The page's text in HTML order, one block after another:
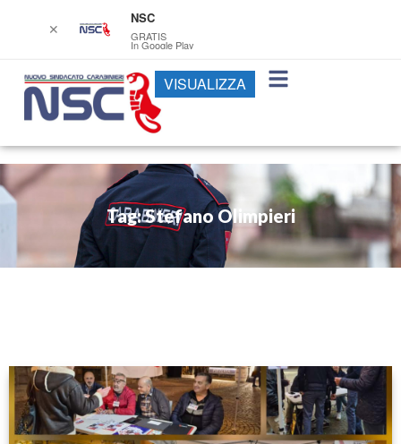
Tag: Stefano Olimpieri
✕
NSC
GRATIS
In Google Play
VISUALIZZA